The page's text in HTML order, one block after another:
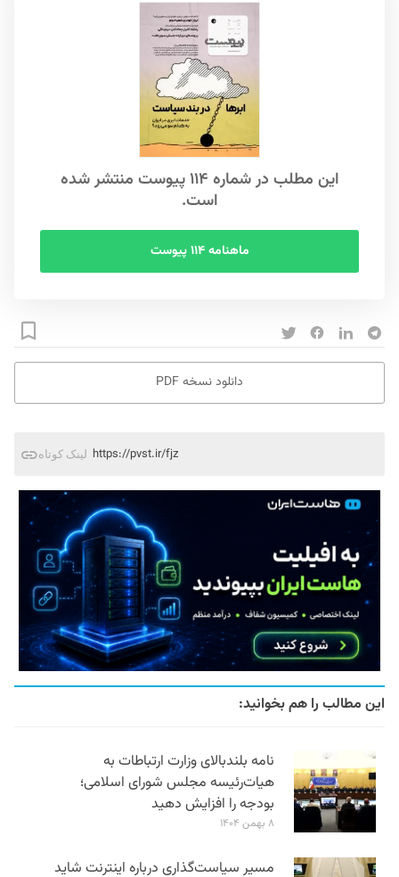
این مطلب در شماره ۱۱۴ پیوست منتشر شده
است.
ماهنامه ۱۱۴ پیوست
دانلود نسخه PDF
لینک کوتاه https://pvst.ir/fjz
این مطالب را هم بخوانید:
نامه بلندبالای وزارت ارتباطات به
هیات‌رئیسه مجلس شورای اسلامی؛
بودجه را افزایش دهید
۸ بهمن ۱۴۰۴
مسیر سیاست‌گذاری درباره اینترنت شاید